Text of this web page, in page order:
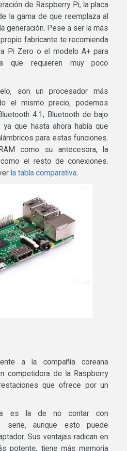
de Raspberry Pi, la placa
la gama de que reemplaza al
generación. Pese a ser la más
fabricante te recomienda
Pi Zero o el modelo A+ para
que requieren muy poco
son un procesador más
el mismo precio, podemos
4.1, Bluetooth de bajo
ya que hasta ahora había que
para estas funciones.
como su antecesora, la
el resto de conexiones.
la tabla comparativa.
a la compañía coreana
competidora de la Raspberry
que ofrece por un
es la de no contar con
serie, aunque esto puede
Sus ventajas radican en
potente, tiene más memoria